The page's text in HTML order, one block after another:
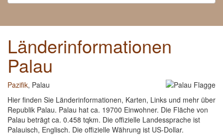
Länderinformationen
Palau
Pazifik, Palau
Hier finden Sie Länderinformationen, Karten, Links und mehr über
Republik Palau. Palau hat ca. 19700 Einwohner. Die Fläche von
Palau beträgt ca. 0.458 tqkm. Die offizielle Landessprache ist
Palauisch, Englisch. Die offizielle Währung ist US-Dollar.